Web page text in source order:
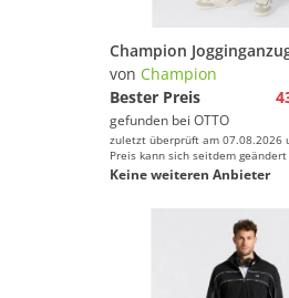
von Champion
Bester Preis
gefunden bei OTTO
zuletzt überprüft am 07.08.2026
Preis kann sich seitdem geändert
Keine weiteren Anbieter